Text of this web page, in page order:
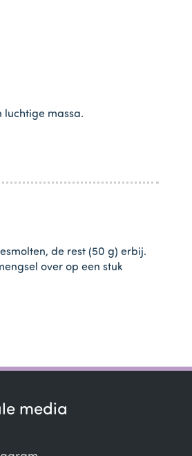
luchtige massa.
de rest (50 g) erbij.
over op een stuk
media